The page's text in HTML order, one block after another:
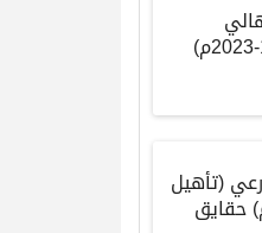
(تأهيل
حقايق